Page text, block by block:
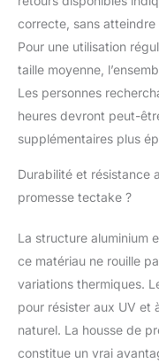
correcte, sans atteindre
Pour une utilisation
taille moyenne,
Les personnes
heures devront peut-
supplémentaires plus
Durabilité et résistance
promesse tectake ?
La structure aluminium
ce matériau ne rouille
variations thermiques.
pour résister aux UV et
naturel. La housse de
constitue un vrai